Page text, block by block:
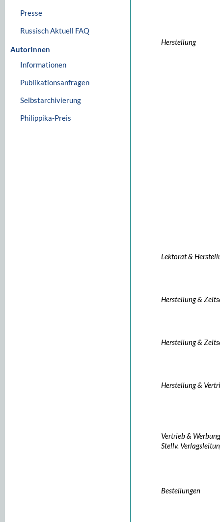
Presse
Russisch Aktuell FAQ
AutorInnen
Informationen
Publikationsanfragen
Selbstarchivierung
Philippika-Preis
Herstellung
Lektorat &
Herstellung &
Herstellung &
Herstellung &
Vertrieb & Werbung
Stellv.
Bestellungen